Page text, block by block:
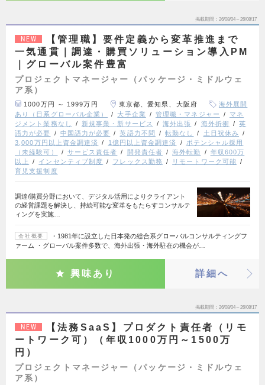
掲載期間 26/08/04～26/08/17
NEW
【管理職】要件定義から変革推進まで
一気通貫｜調達・購買ソリューション導入PM
｜グローバル案件豊富
プロジェクトマネージャー（パッケージ・ミドルウェ
ア系）
1000万円 ～ 1999万円 東京都、愛知県、大阪府
海外展開
あり（日系グローバル企業）
大手企業 管理職・マネジャー
マネ
ジメント業務なし
新規事業・新サービス 海外出張 海外折衝
英
語力が必要
中国語力が必要 英語力不問 転勤なし
土日祝休み
3,000万円以上資金調達済
1億円以上資金調達済
ポテンシャル採用
（未経験可）
サービス責任者 開発責任者 海外転勤
年収600万
以上
インセンティブ制度 フレックス勤務
リモートワーク可能
育児支援制度
調達/購買分野において、デジタル活用によりクライアント
の経営課題を解決し、持続可能な変革をもたらすコンサルテ
ィングを実施…
会社概要
・1981年に設立した日本発の総合系グローバルコンサルティングフ
ァーム ・グローバル案件多数で、海外出張・海外駐在の機会が…
興味あり 詳細へ
掲載期間 26/08/04～26/08/17
NEW
【法務SaaS】プロダクト責任者（リモ
ートワーク可）（年収1000万円～1500万
円）
プロジェクトマネージャー（パッケージ・ミドルウェ
ア系）